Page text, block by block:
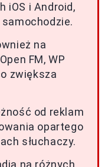
iOS i Android,
samochodzie.
na
FM, WP
zwiększa
od reklam
opartego
słuchaczy.
na różnych